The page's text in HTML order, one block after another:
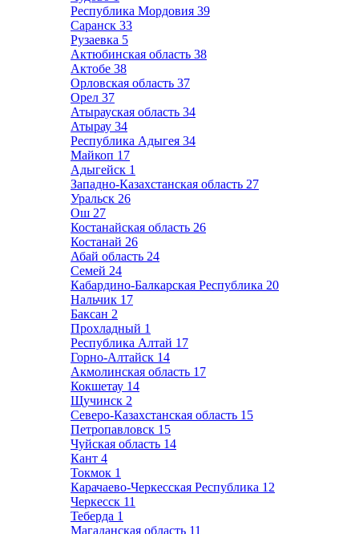
Республика Мордовия 39
Саранск 33
Рузаевка 5
Актюбинская область 38
Актобе 38
Орловская область 37
Орел 37
Атырауская область 34
Атырау 34
Республика Адыгея 34
Майкоп 17
Адыгейск 1
Западно-Казахстанская область 27
Уральск 26
Ош 27
Костанайская область 26
Костанай 26
Абай область 24
Семей 24
Кабардино-Балкарская Республика 20
Нальчик 17
Баксан 2
Прохладный 1
Республика Алтай 17
Горно-Алтайск 14
Акмолинская область 17
Кокшетау 14
Щучинск 2
Северо-Казахстанская область 15
Петропавловск 15
Чуйская область 14
Кант 4
Токмок 1
Карачаево-Черкесская Республика 12
Черкесск 11
Теберда 1
Магаданская область 11